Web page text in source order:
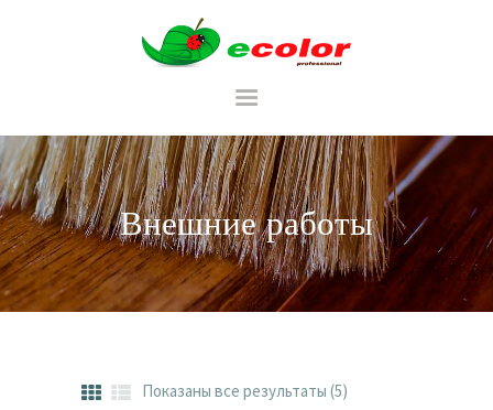
Внешние работы
RU
ГЛАВНАЯ
CATALOG
Показаны все результаты (5)